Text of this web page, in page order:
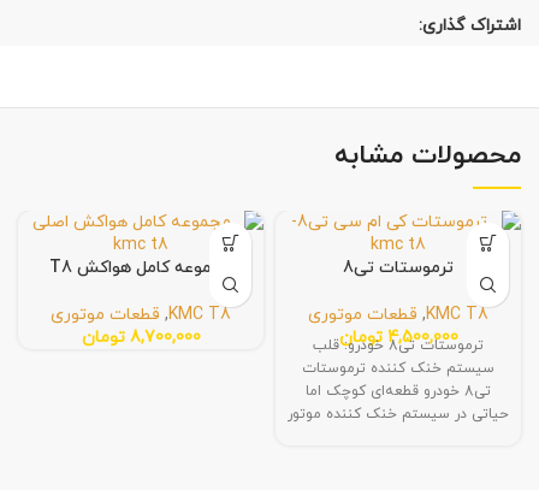
اشتراک گذاری:
محصولات مشابه
ترموستات تی8
KMC T8
, قطعات موتوری
4,500,000 تومان
ترموستات تی8 خودرو: قلب
سیستم خنک کننده ترموستات
تی8 خودرو قطعه‌ای کوچک اما
حیاتی در سیستم خنک کننده موتور
مجموعه کامل هواکش T8
KMC T8
, قطعات موتوری
8,700,000 تومان